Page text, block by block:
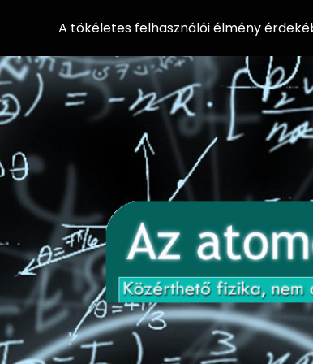
A tökéletes felhasználói élmény